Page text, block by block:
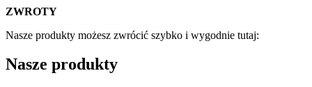
ZWROTY
Nasze produkty możesz zwrócić szybko i wygodnie tutaj:
Nasze produkty